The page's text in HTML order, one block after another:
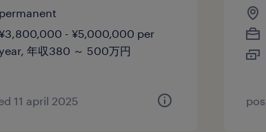
permanent
¥3,800,000 - ¥5,000,000 per
年収380 ～ 500万円
11 april 2025